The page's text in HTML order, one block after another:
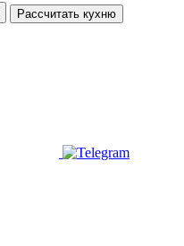
Рассчитать кухню